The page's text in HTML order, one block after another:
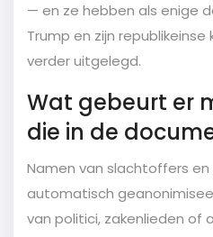
— en ze hebben als enige
Trump en zijn
verder uitgelegd.
Wat gebeurt er
die in de
Namen van slachtoffers
automatisch
van politici, zakenlieden of